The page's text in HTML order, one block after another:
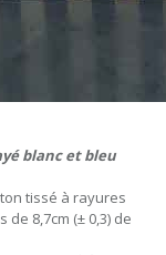
blanc et bleu
tissé à rayures
8,7cm (± 0,3) de